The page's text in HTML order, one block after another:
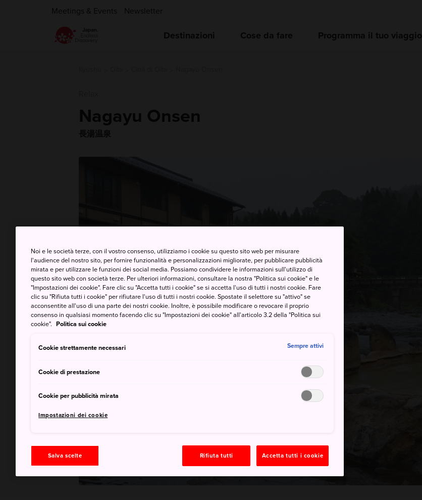
Meetings & Events Newsletter
Destinazioni Cose da fare Programma il tuo viaggio
Nagayu Onsen
長湯温泉
Noi e le società terze, con il vostro consenso, utilizziamo i cookie su questo sito web per misurare
l'audience del nostro sito, per fornire funzionalità e personalizzazioni migliorate, per pubblicare pubblicità
mirata e per utilizzare le funzioni dei social media. Possiamo condividere le informazioni sull'utilizzo di
questo sito web con società terze. Per ulteriori informazioni, consultare la nostra "Politica sui cookie" e le
"Impostazioni dei cookie". Fare clic su "Accetta tutti i cookie" se si accetta l'uso di tutti i nostri cookie. Fare
clic su "Rifiuta tutti i cookie" per rifiutare l'uso di tutti i nostri cookie. Spostate il selettore su "attivo" se
acconsentite all'uso di una parte dei nostri cookie. Inoltre, è possibile modificare o revocare il proprio
consenso in qualsiasi momento facendo clic su "Impostazioni dei cookie" all'articolo 3.2 della "Politica sui
cookie". Politica sui cookie
Cookie strettamente necessari Sempre attivi
Cookie di prestazione
Cookie per pubblicità mirata
Impostazioni dei cookie
Salva scelte Rifiuta tutti Accetta tutti i cookie